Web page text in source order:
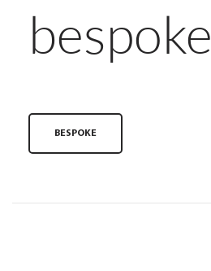
bespoke
BESPOKE